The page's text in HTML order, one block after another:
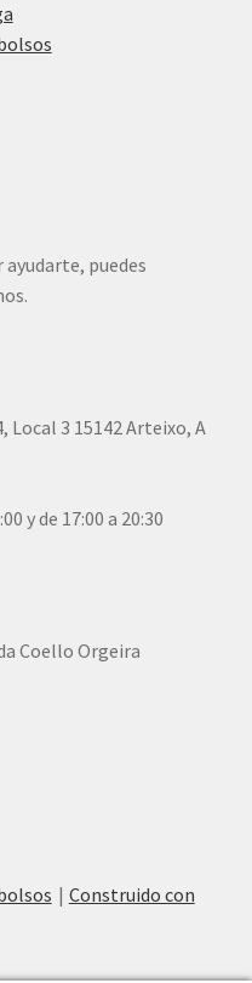
puedes
Local 3 15142 Arteixo, A
y de 17:00 a 20:30
Coello Orgeira
Construido con